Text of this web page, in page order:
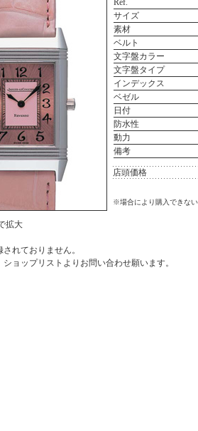
拡大
Ref.
サイズ
素材
ベルト
文字盤カラー
文字盤タイプ
インデックス
ベゼル
日付
防水性
動力
備考
店頭価格
※場合により購入できない
れておりません。
ショップリスト よりお問い合わせ願います。